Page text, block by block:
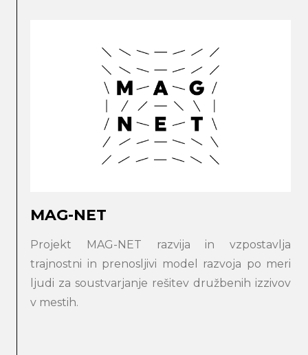
MAG-NET
Projekt MAG-NET razvija in vzpostavlja
trajnostni in prenosljivi model razvoja po meri
ljudi za soustvarjanje rešitev družbenih izzivov
v mestih.